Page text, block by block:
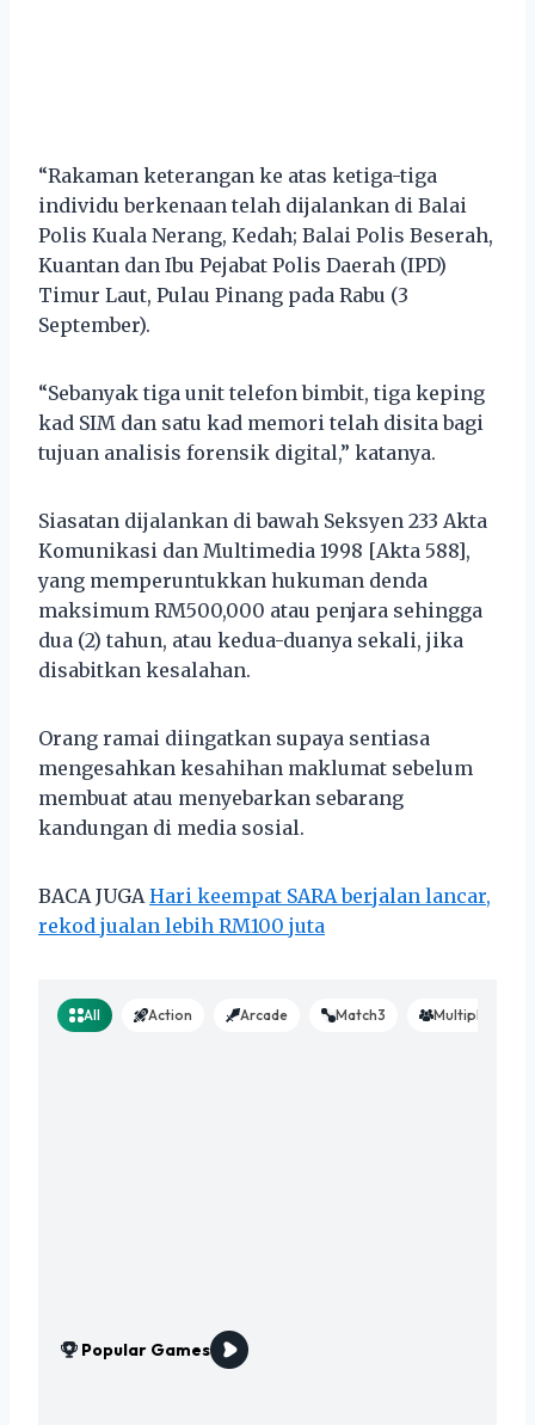
“Rakaman keterangan ke atas ketiga-tiga
individu berkenaan telah dijalankan di Balai
Polis Kuala Nerang, Kedah; Balai Polis Beserah,
Kuantan dan Ibu Pejabat Polis Daerah (IPD)
Timur Laut, Pulau Pinang pada Rabu (3
September).
“Sebanyak tiga unit telefon bimbit, tiga keping
kad SIM dan satu kad memori telah disita bagi
tujuan analisis forensik digital,” katanya.
Siasatan dijalankan di bawah Seksyen 233 Akta
Komunikasi dan Multimedia 1998 [Akta 588],
yang memperuntukkan hukuman denda
maksimum RM500,000 atau penjara sehingga
dua (2) tahun, atau kedua-duanya sekali, jika
disabitkan kesalahan.
Orang ramai diingatkan supaya sentiasa
mengesahkan kesahihan maklumat sebelum
membuat atau menyebarkan sebarang
kandungan di media sosial.
BACA JUGA Hari keempat SARA berjalan lancar,
rekod jualan lebih RM100 juta